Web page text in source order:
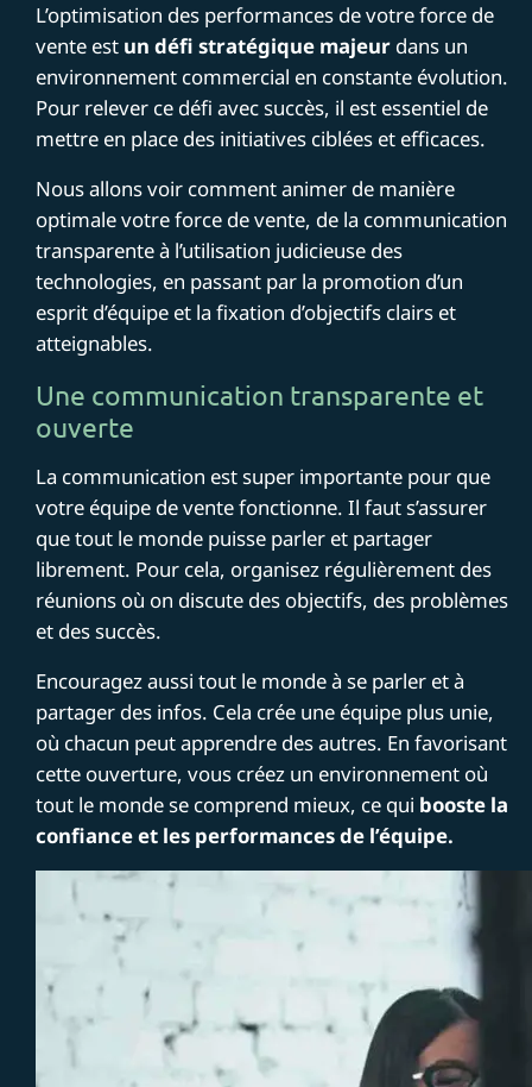
L’optimisation des performances de votre force de
vente est un défi stratégique majeur dans un
environnement commercial en constante évolution.
Pour relever ce défi avec succès, il est essentiel de
mettre en place des initiatives ciblées et efficaces.
Nous allons voir comment animer de manière
optimale votre force de vente, de la communication
transparente à l’utilisation judicieuse des
technologies, en passant par la promotion d’un
esprit d’équipe et la fixation d’objectifs clairs et
atteignables.
Une communication transparente et
ouverte
La communication est super importante pour que
votre équipe de vente fonctionne. Il faut s’assurer
que tout le monde puisse parler et partager
librement. Pour cela, organisez régulièrement des
réunions où on discute des objectifs, des problèmes
et des succès.
Encouragez aussi tout le monde à se parler et à
partager des infos. Cela crée une équipe plus unie,
où chacun peut apprendre des autres. En favorisant
cette ouverture, vous créez un environnement où
tout le monde se comprend mieux, ce qui booste la
confiance et les performances de l’équipe.